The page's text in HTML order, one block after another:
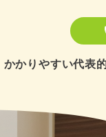
かかりやすい代表